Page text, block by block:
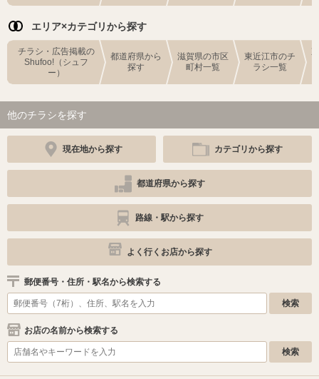
エリア×カテゴリから探す
チラシ・広告掲載の
Shufoo!（シュフ
ー）
都道府県から
探す
滋賀県の市区
町村一覧
東近江市のチ
ラシ一覧
他のチラシを探す
現在地から探す カテゴリから探す
都道府県から探す
路線・駅から探す
よく行くお店から探す
郵便番号・住所・駅名から検索する
お店の名前から検索する